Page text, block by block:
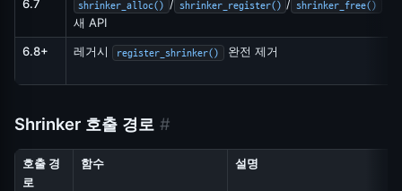
6.7
shrinker_alloc() / shrinker_register() / shrinker_free()
새 API
6.8+
레거시 register_shrinker() 완전 제거
Shrinker 호출 경로 #
호출 경
로
함수 설명